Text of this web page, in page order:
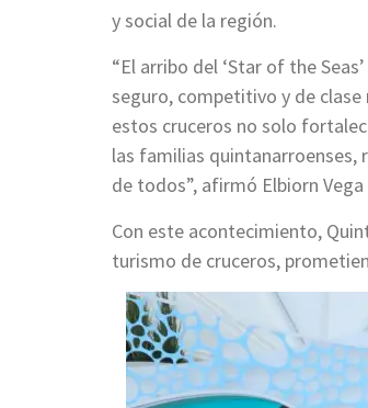
y social de la región.
“El arribo del ‘Star of the
seguro, competitivo y de clase
estos cruceros no solo
las familias quintanarroenses,
de todos”, afirmó Elbiorn
Con este acontecimiento,
turismo de cruceros,